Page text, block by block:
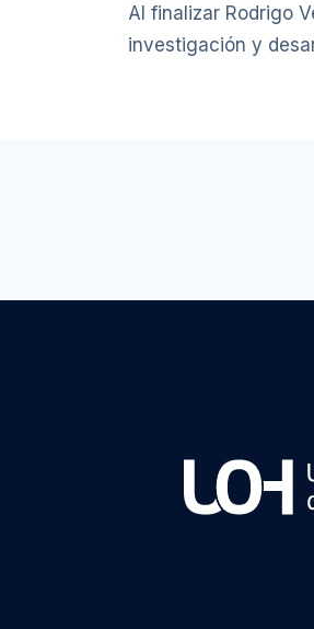
Al finalizar Rodrigo
investigación y